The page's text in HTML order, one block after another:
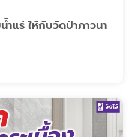
แร่ ให้กับวัดป่าภาวนา